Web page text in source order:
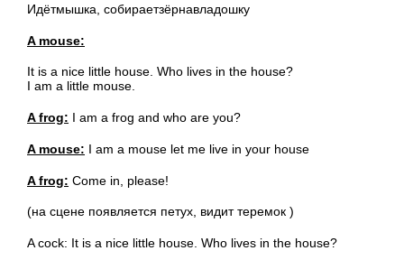
Идётмышка, собираетзёрнавладошку
A mouse:
It is a nice little house. Who lives in the house?
I am a little mouse.
A frog: I am a frog and who are you?
A mouse: I am a mouse let me live in your house
A frog: Come in, please!
(на сцене появляется петух, видит теремок )
A cock: It is a nice little house. Who lives in the house?